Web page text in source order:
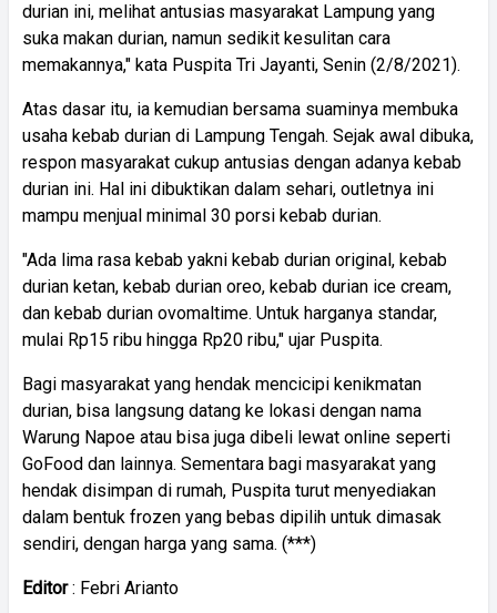
durian ini, melihat antusias masyarakat Lampung yang
suka makan durian, namun sedikit kesulitan cara
memakannya," kata Puspita Tri Jayanti, Senin (2/8/2021).
Atas dasar itu, ia kemudian bersama suaminya membuka
usaha kebab durian di Lampung Tengah. Sejak awal dibuka,
respon masyarakat cukup antusias dengan adanya kebab
durian ini. Hal ini dibuktikan dalam sehari, outletnya ini
mampu menjual minimal 30 porsi kebab durian.
"Ada lima rasa kebab yakni kebab durian original, kebab
durian ketan, kebab durian oreo, kebab durian ice cream,
dan kebab durian ovomaltime. Untuk harganya standar,
mulai Rp15 ribu hingga Rp20 ribu," ujar Puspita.
Bagi masyarakat yang hendak mencicipi kenikmatan
durian, bisa langsung datang ke lokasi dengan nama
Warung Napoe atau bisa juga dibeli lewat online seperti
GoFood dan lainnya. Sementara bagi masyarakat yang
hendak disimpan di rumah, Puspita turut menyediakan
dalam bentuk frozen yang bebas dipilih untuk dimasak
sendiri, dengan harga yang sama. (***)
Editor: Febri Arianto